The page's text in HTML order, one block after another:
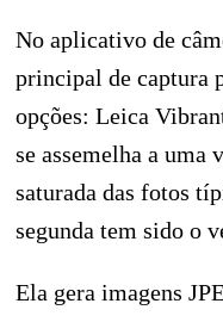
No aplicativo de
principal de captura
opções: Leica
se assemelha a uma
saturada das fotos
segunda tem sido o
Ela gera imagens